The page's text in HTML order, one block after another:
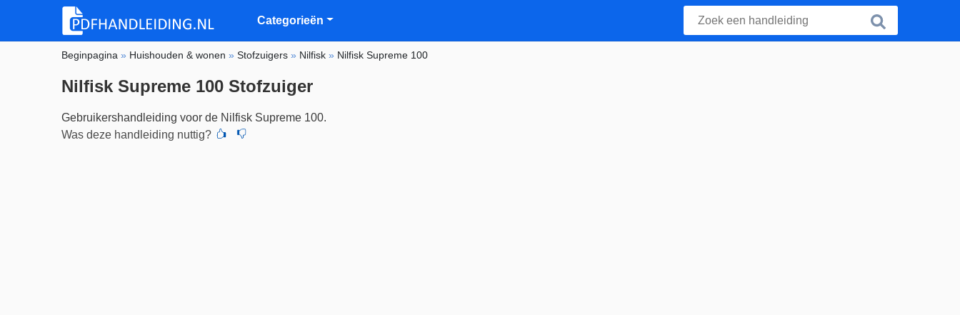
Categorieën
Beginpagina » Huishouden & wonen »Stofzuigers » Nilfisk » Nilfisk Supreme 100
Nilfisk Supreme 100 Stofzuiger
Gebruikershandleiding voor de Nilfisk Supreme 100.
Was deze handleiding nuttig?